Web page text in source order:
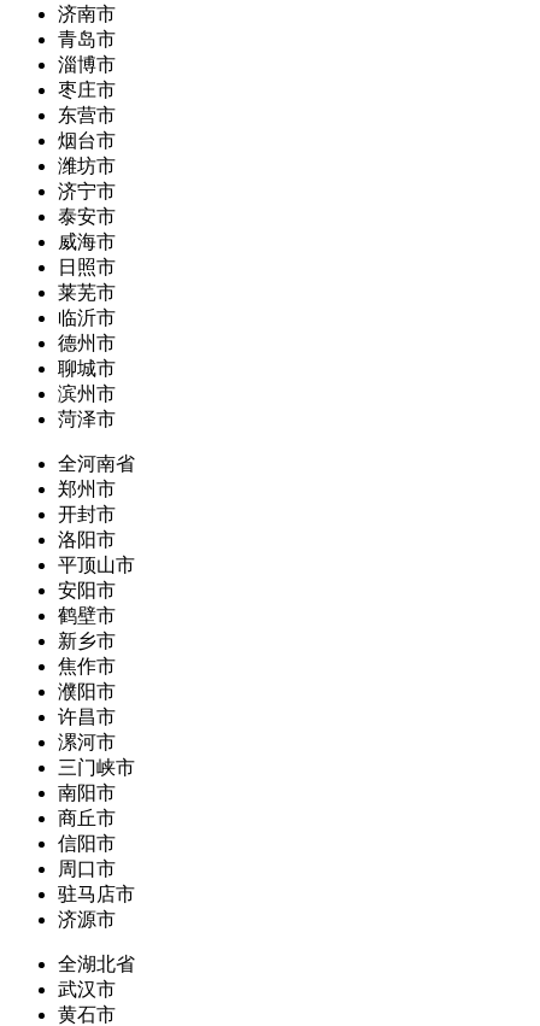
济南市
青岛市
淄博市
枣庄市
东营市
烟台市
潍坊市
济宁市
泰安市
威海市
日照市
莱芜市
临沂市
德州市
聊城市
滨州市
菏泽市
全河南省
郑州市
开封市
洛阳市
平顶山市
安阳市
鹤壁市
新乡市
焦作市
濮阳市
许昌市
漯河市
三门峡市
南阳市
商丘市
信阳市
周口市
驻马店市
济源市
全湖北省
武汉市
黄石市